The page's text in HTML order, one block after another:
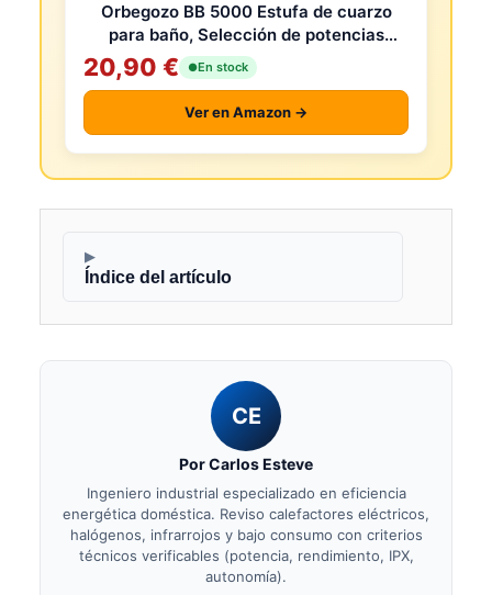
Orbegozo BB 5000 Estufa de cuarzo
para baño, Selección de potencias
mediante tirador, Emisión instantánea
de c
20,90 € En stock
Ver en Amazon →
▶
Índice del artículo
CE
Por Carlos Esteve
Ingeniero industrial especializado en eficiencia
energética doméstica. Reviso calefactores eléctricos,
halógenos, infrarrojos y bajo consumo con criterios
técnicos verificables (potencia, rendimiento, IPX,
autonomía).